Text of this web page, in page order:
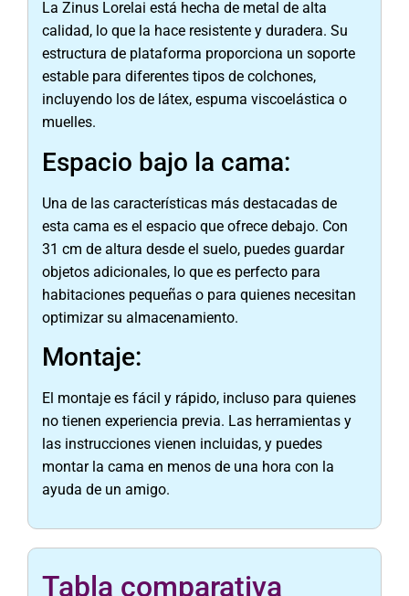
La Zinus Lorelai está hecha de metal de alta
calidad, lo que la hace resistente y duradera. Su
estructura de plataforma proporciona un soporte
estable para diferentes tipos de colchones,
incluyendo los de látex, espuma viscoelástica o
muelles.
Espacio bajo la cama:
Una de las características más destacadas de
esta cama es el espacio que ofrece debajo. Con
31 cm de altura desde el suelo, puedes guardar
objetos adicionales, lo que es perfecto para
habitaciones pequeñas o para quienes necesitan
optimizar su almacenamiento.
Montaje:
El montaje es fácil y rápido, incluso para quienes
no tienen experiencia previa. Las herramientas y
las instrucciones vienen incluidas, y puedes
montar la cama en menos de una hora con la
ayuda de un amigo.
Tabla comparativa